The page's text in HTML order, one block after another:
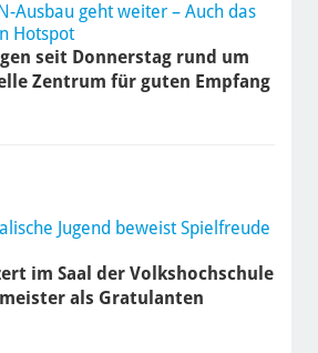
Ausbau geht weiter – Auch das
Hotspot
seit Donnerstag rund um
Zentrum für guten Empfang
Jugend beweist Spielfreude
im Saal der Volkshochschule
als Gratulanten